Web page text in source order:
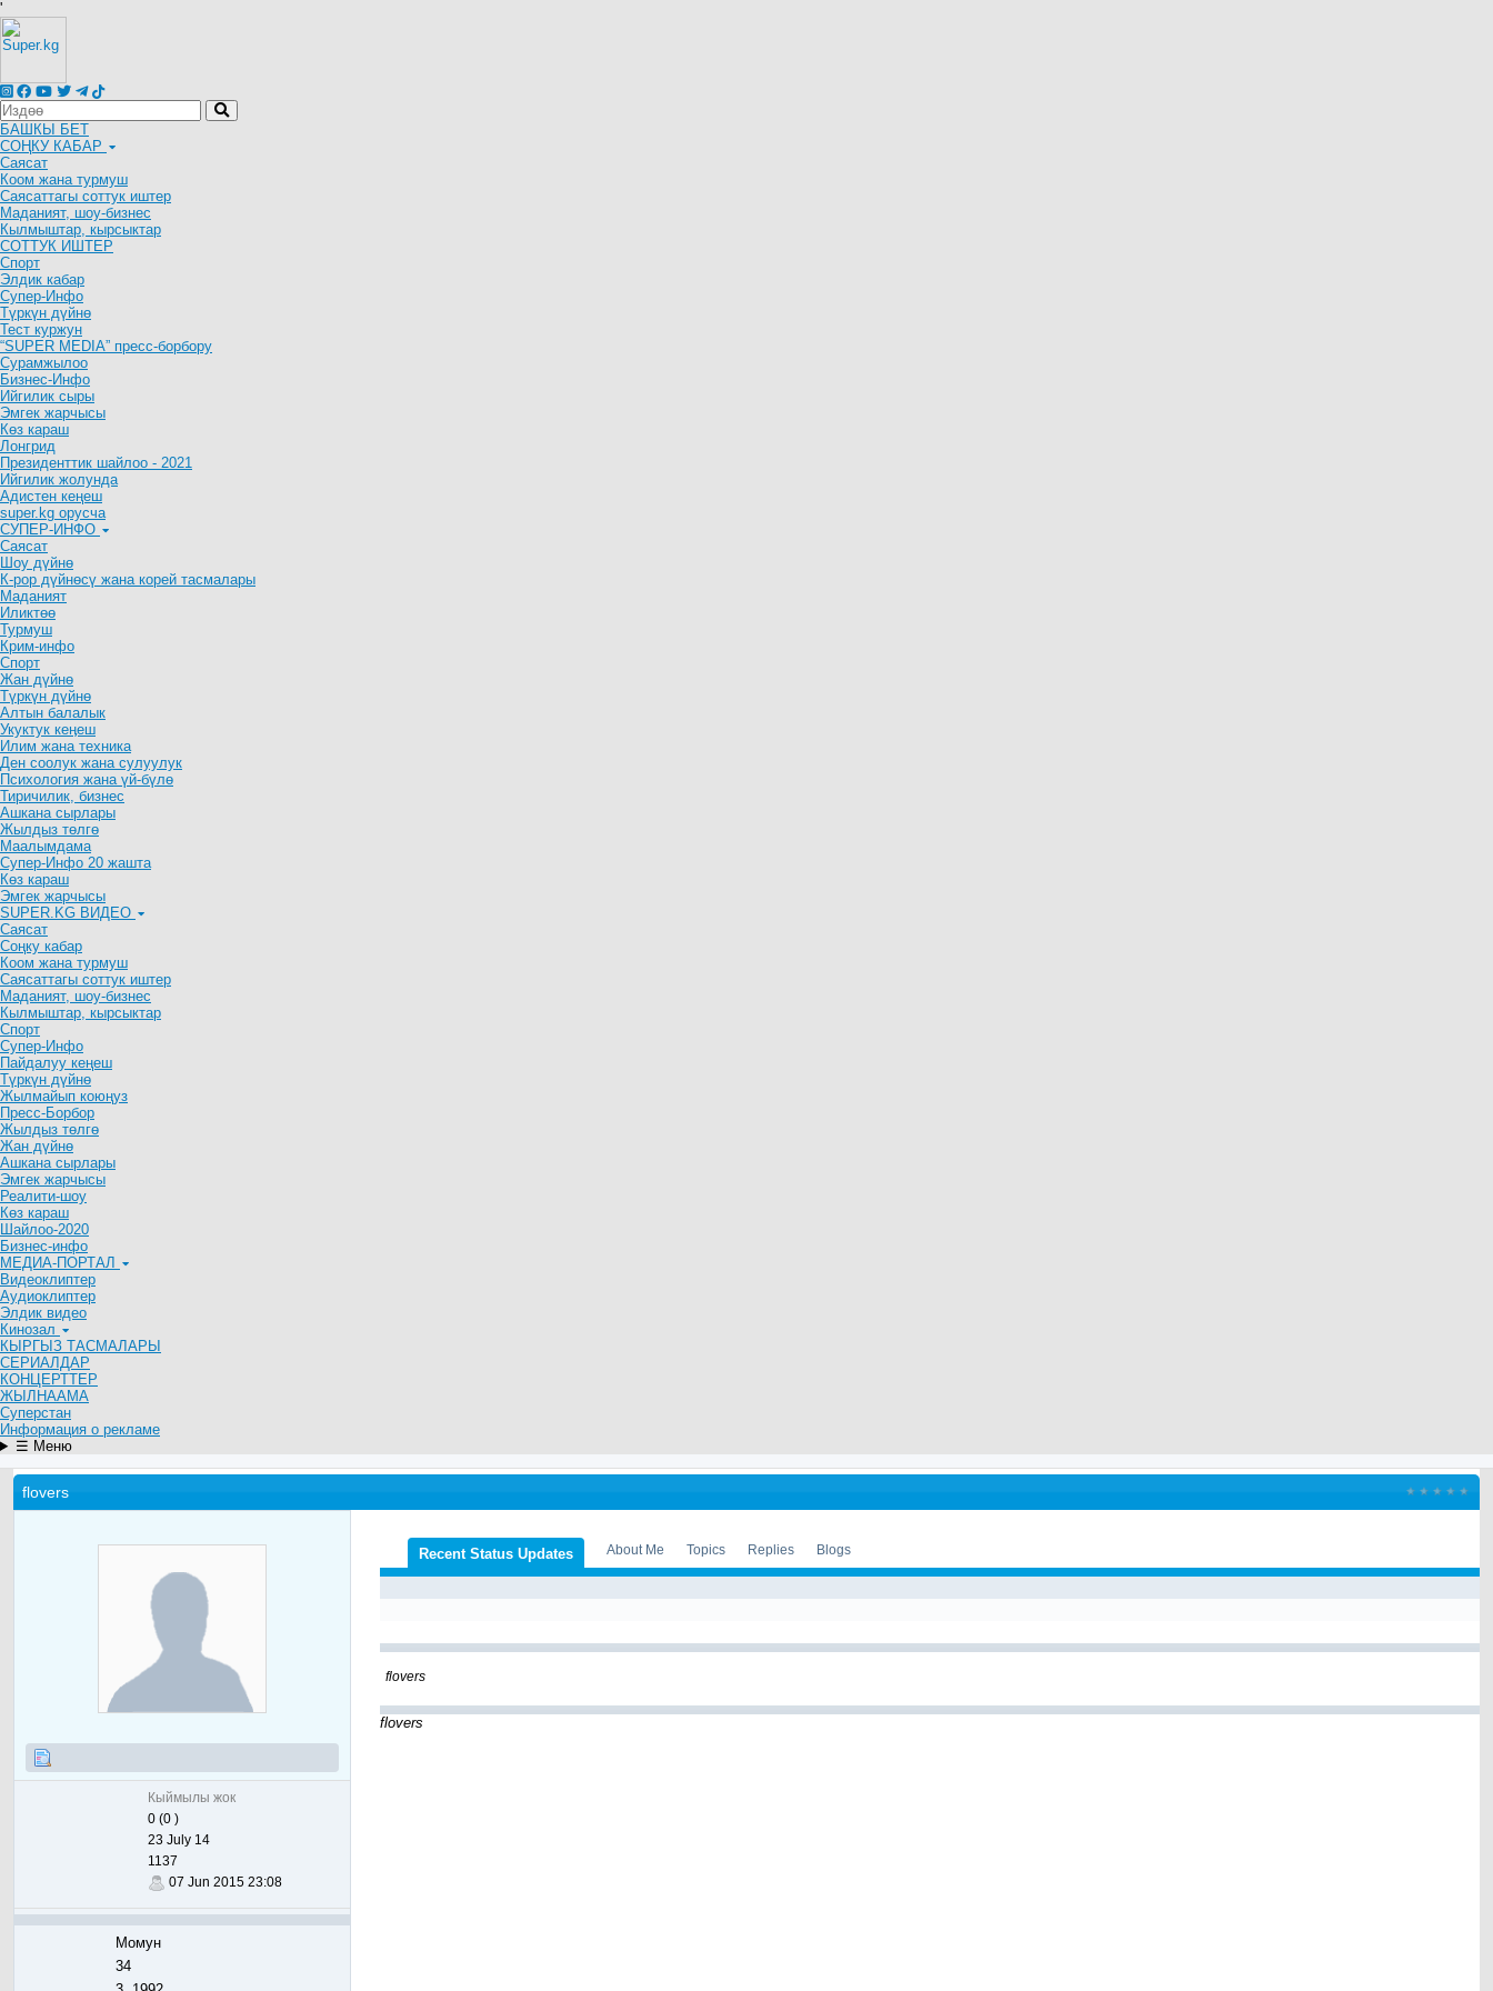
'
БАШКЫ БЕТ
СОҢКУ КАБАР
Саясат
Коом жана турмуш
Саясаттагы соттук иштер
Маданият, шоу-бизнес
Кылмыштар, кырсыктар
СОТТУК ИШТЕР
Спорт
Элдик кабар
Супер-Инфо
Түркүн дүйнө
Тест куржун
“SUPER MEDIA” пресс-борбору
Сурамжылоо
Бизнес-Инфо
Ийгилик сыры
Эмгек жарчысы
Көз караш
Лонгрид
Президенттик шайлоо - 2021
Ийгилик жолунда
Адистен кеңеш
super.kg орусча
СУПЕР-ИНФО
Саясат
Шоу дүйнө
К-рор дүйнөсү жана корей тасмалары
Маданият
Иликтөө
Турмуш
Крим-инфо
Спорт
Жан дүйнө
Түркүн дүйнө
Алтын балалык
Укуктук кеӊеш
Илим жана техника
Ден соолук жана сулуулук
Психология жана үй-бүлө
Тиричилик, бизнес
Ашкана сырлары
Жылдыз төлгө
Маалымдама
Супер-Инфо 20 жашта
Көз караш
Эмгек жарчысы
SUPER.KG ВИДЕО
Саясат
Cоңку кабар
Коом жана турмуш
Саясаттагы соттук иштер
Маданият, шоу-бизнес
Кылмыштар, кырсыктар
Спорт
Супер-Инфо
Пайдалуу кеңеш
Түркүн дүйнө
Жылмайып коюңуз
Пресс-Борбор
Жылдыз төлгө
Жан дүйнө
Ашкана сырлары
Эмгек жарчысы
Реалити-шоу
Көз караш
Шайлоо-2020
Бизнес-инфо
МЕДИА-ПОРТАЛ
Видеоклиптер
Аудиоклиптер
Элдик видео
Кинозал
КЫРГЫЗ ТАСМАЛАРЫ
СЕРИАЛДАР
КОНЦЕРТТЕР
ЖЫЛНААМА
Суперстан
Информация о рекламе
☰ Меню
flovers
Кыймылы жок
0 (0 )
23 July 14
1137
07 Jun 2015 23:08
Момун
34
Recent Status Updates About Me Topics Replies Blogs
flovers
flovers